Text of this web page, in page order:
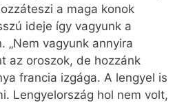
a maga konok
ideje így vagyunk a
„Nem vagyunk annyira
az oroszok, de hozzánk
francia izgága. A lengyel is
Lengyelország hol nem volt,